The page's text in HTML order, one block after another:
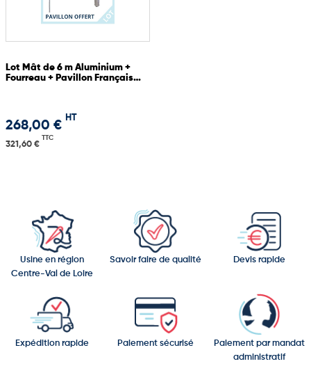
Lot Mât de 6 m Aluminium +
Fourreau + Pavillon Français
268,00 €
HT
321,60 €
TTC
Usine en région
Centre-Val de Loire
Savoir faire de qualité Devis rapide
Expédition rapide Paiement sécurisé
Paiement par mandat
administratif